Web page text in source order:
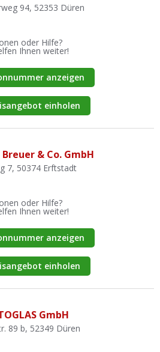
94, 52353 Düren
oder Hilfe?
Ihnen weiter!
anzeigen
einholen
& Co. GmbH
7, 50374 Erftstadt
oder Hilfe?
Ihnen weiter!
anzeigen
einholen
GmbH
89 b, 52349 Düren